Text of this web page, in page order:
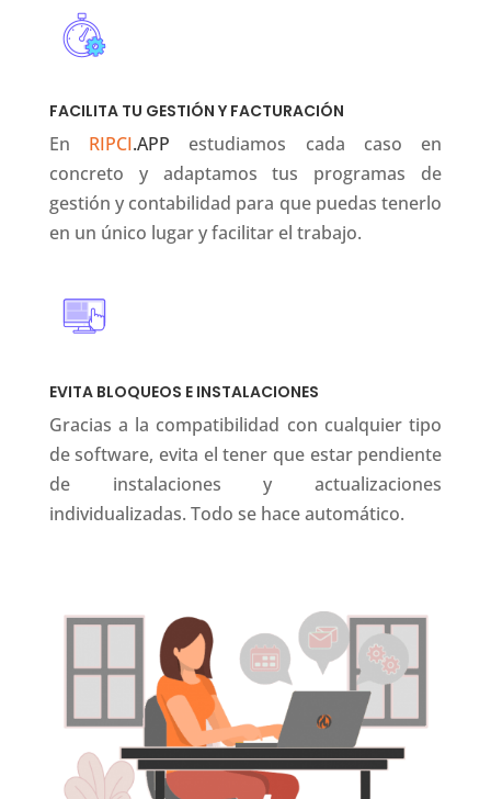
FACILITA TU GESTIÓN Y FACTURACIÓN
En RIPCI.APP estudiamos cada caso en
concreto y adaptamos tus programas de
gestión y contabilidad para que puedas tenerlo
en un único lugar y facilitar el trabajo.
EVITA BLOQUEOS E INSTALACIONES
Gracias a la compatibilidad con cualquier tipo
de software, evita el tener que estar pendiente
de instalaciones y actualizaciones
individualizadas. Todo se hace automático.